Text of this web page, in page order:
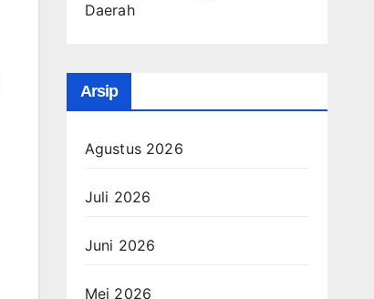
Daerah
Arsip
Agustus 2026
Juli 2026
Juni 2026
Mei 2026